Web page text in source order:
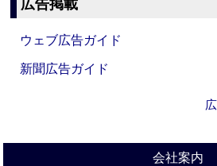
広告掲載
ウェブ広告ガイド
新聞広告ガイド
会社案内